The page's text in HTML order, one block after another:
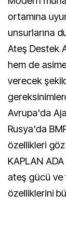
ortamına
unsurlarına
Ateş Destek
hem de
verecek
Avrupa'da
Rusya'da
özellikleri göz
KAPLAN
ateş gücü
özelliklerini